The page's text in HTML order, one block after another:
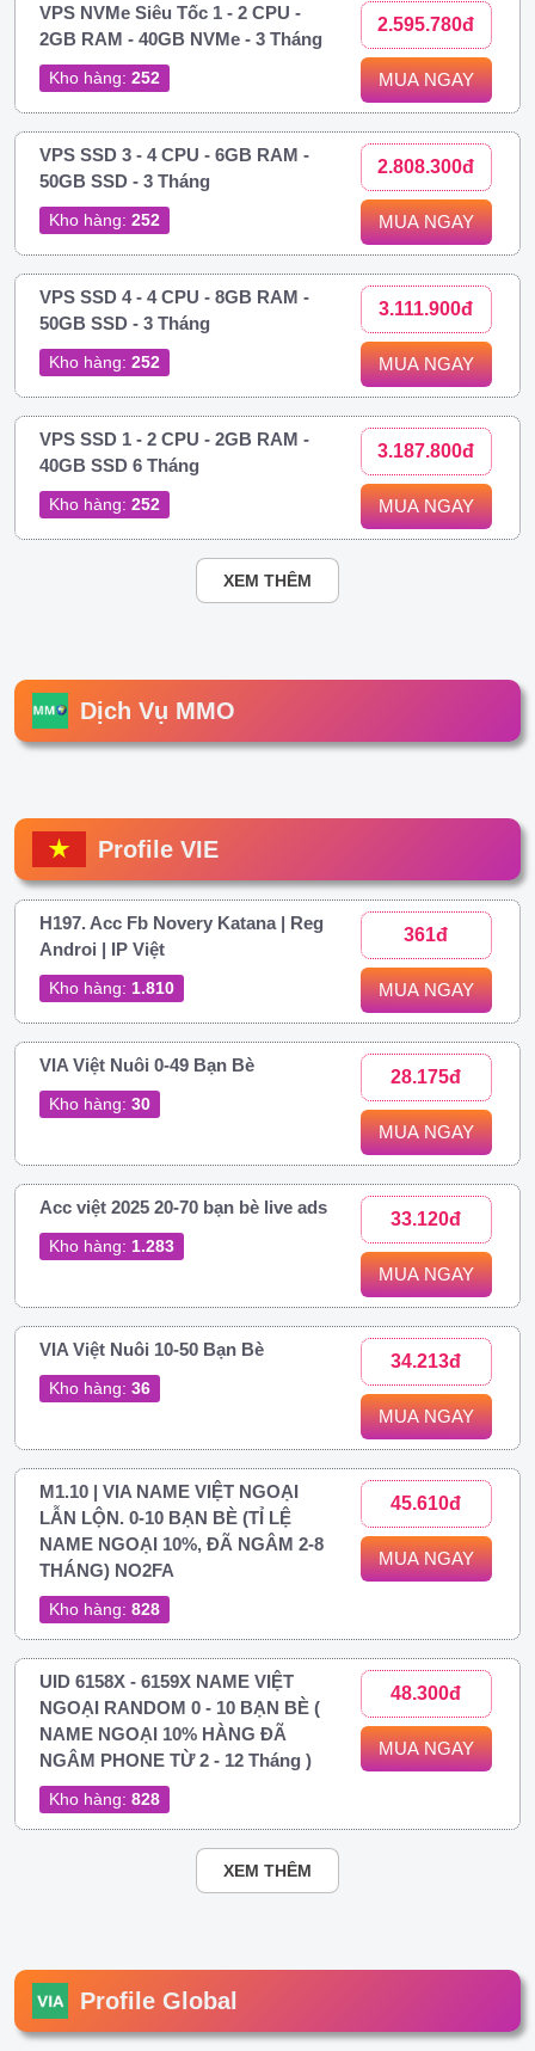
VPS NVMe Siêu Tốc 1 - 2 CPU -
2GB RAM - 40GB NVMe - 3 Tháng
Kho hàng: 252
2.595.780đ
MUA NGAY
VPS SSD 3 - 4 CPU - 6GB RAM -
50GB SSD - 3 Tháng
Kho hàng: 252
2.808.300đ
MUA NGAY
VPS SSD 4 - 4 CPU - 8GB RAM -
50GB SSD - 3 Tháng
Kho hàng: 252
3.111.900đ
MUA NGAY
VPS SSD 1 - 2 CPU - 2GB RAM -
40GB SSD 6 Tháng
Kho hàng: 252
3.187.800đ
MUA NGAY
XEM THÊM
Dịch Vụ MMO
Profile VIE
H197. Acc Fb Novery Katana | Reg
Androi | IP Việt
Kho hàng: 1.810
361đ
MUA NGAY
VIA Việt Nuôi 0-49 Bạn Bè
Kho hàng: 30
28.175đ
MUA NGAY
Acc việt 2025 20-70 bạn bè live ads
Kho hàng: 1.283
33.120đ
MUA NGAY
VIA Việt Nuôi 10-50 Bạn Bè
Kho hàng: 36
34.213đ
MUA NGAY
M1.10 | VIA NAME VIỆT NGOẠI
LẪN LỘN. 0-10 BẠN BÈ (TỈ LỆ
NAME NGOẠI 10%, ĐÃ NGÂM 2-8
THÁNG) NO2FA
Kho hàng: 828
45.610đ
MUA NGAY
UID 6158X - 6159X NAME VIỆT
NGOẠI RANDOM 0 - 10 BẠN BÈ (
NAME NGOẠI 10% HÀNG ĐÃ
NGÂM PHONE TỪ 2 - 12 Tháng )
Kho hàng: 828
48.300đ
MUA NGAY
XEM THÊM
Profile Global